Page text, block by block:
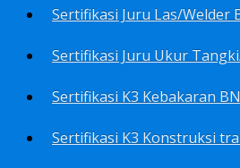
Sertifikasi Juru Las/Welder
Sertifikasi K3 Kebakaran
Sertifikasi K3 Konstruksi